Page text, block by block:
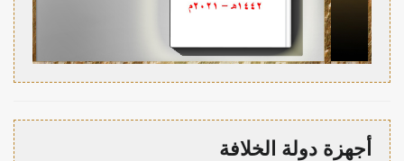
أجهزة دولة الخلافة